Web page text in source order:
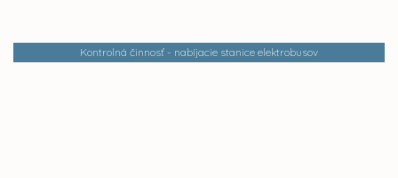
Kontrolná činnosť - nabíjacie stanice elektrobusov